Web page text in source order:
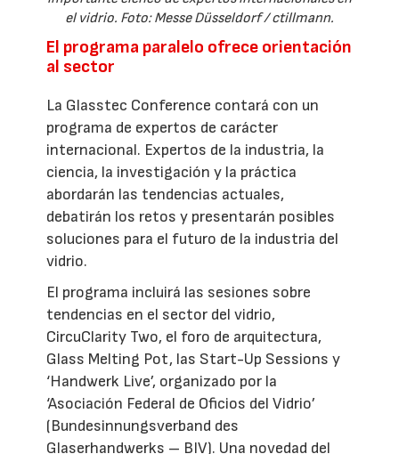
el vidrio. Foto: Messe Düsseldorf / ctillmann.
El programa paralelo ofrece orientación
al sector
La Glasstec Conference contará con un
programa de expertos de carácter
internacional. Expertos de la industria, la
ciencia, la investigación y la práctica
abordarán las tendencias actuales,
debatirán los retos y presentarán posibles
soluciones para el futuro de la industria del
vidrio.
El programa incluirá las sesiones sobre
tendencias en el sector del vidrio,
CircuClarity Two, el foro de arquitectura,
Glass Melting Pot, las Start-Up Sessions y
‘Handwerk Live’, organizado por la
‘Asociación Federal de Oficios del Vidrio’
(Bundesinnungsverband des
Glaserhandwerks – BIV). Una novedad del